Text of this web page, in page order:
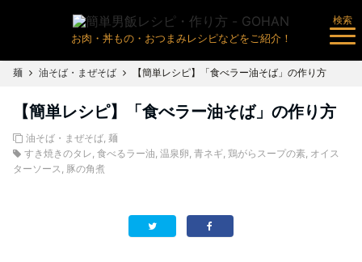
お肉・丼もの・おつまみレシピなどをご紹介！
検索
麺 油そば・まぜそば 【簡単レシピ】「食べラー油そば」の作り方
【簡単レシピ】「食べラー油そば」の作り方
油そば・まぜそば, 麺
すき焼きのタレ, 食べるラー油, 温泉卵, 青ネギ, 鶏がらスープの素, オイス
ターソース, 豚の角煮